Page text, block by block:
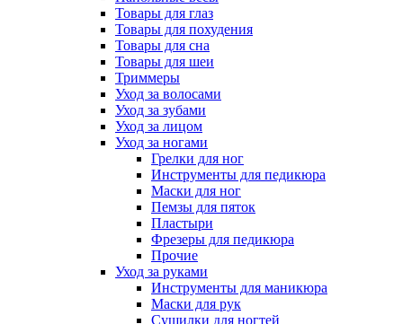
Товары для глаз
Товары для похудения
Товары для сна
Товары для шеи
Триммеры
Уход за волосами
Уход за зубами
Уход за лицом
Уход за ногами
Грелки для ног
Инструменты для педикюра
Маски для ног
Пемзы для пяток
Пластыри
Фрезеры для педикюра
Прочие
Уход за руками
Инструменты для маникюра
Маски для рук
Сушилки для ногтей